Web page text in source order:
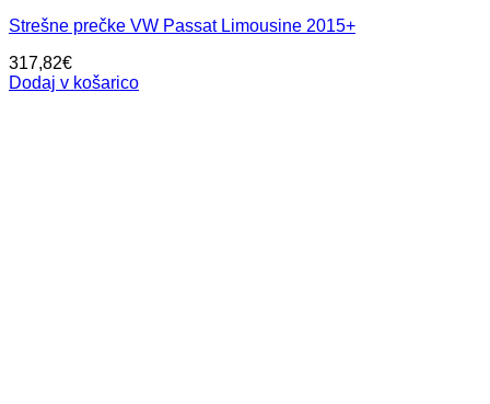
Strešne prečke VW Passat Limousine 2015+
317,82€
Dodaj v košarico